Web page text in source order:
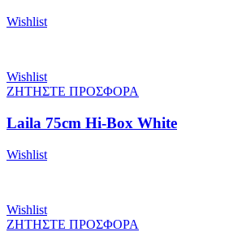
Wishlist
Wishlist
ΖΗΤΗΣΤΕ ΠΡΟΣΦΟΡΑ
Laila 75cm Hi-Box White
Wishlist
Wishlist
ΖΗΤΗΣΤΕ ΠΡΟΣΦΟΡΑ